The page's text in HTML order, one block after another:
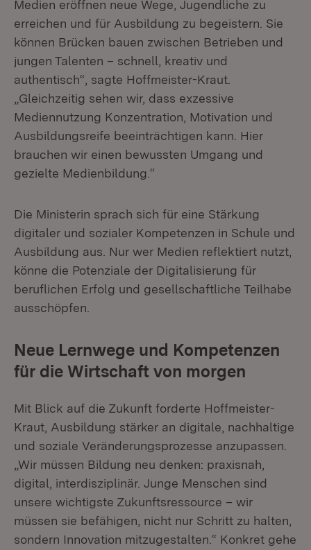
Medien eröffnen neue Wege, Jugendliche zu
erreichen und für Ausbildung zu begeistern. Sie
können Brücken bauen zwischen Betrieben und
jungen Talenten – schnell, kreativ und
authentisch“, sagte Hoffmeister-Kraut.
„Gleichzeitig sehen wir, dass exzessive
Mediennutzung Konzentration, Motivation und
Ausbildungsreife beeinträchtigen kann. Hier
brauchen wir einen bewussten Umgang und
gezielte Medienbildung.“
Die Ministerin sprach sich für eine Stärkung
digitaler und sozialer Kompetenzen in Schule und
Ausbildung aus. Nur wer Medien reflektiert nutzt,
könne die Potenziale der Digitalisierung für
beruflichen Erfolg und gesellschaftliche Teilhabe
ausschöpfen.
Neue Lernwege und Kompetenzen
für die Wirtschaft von morgen
Mit Blick auf die Zukunft forderte Hoffmeister-
Kraut, Ausbildung stärker an digitale, nachhaltige
und soziale Veränderungsprozesse anzupassen.
„Wir müssen Bildung neu denken: praxisnah,
digital, interdisziplinär. Junge Menschen sind
unsere wichtigste Zukunftsressource – wir
müssen sie befähigen, nicht nur Schritt zu halten,
sondern Innovation mitzugestalten.“ Konkret gehe